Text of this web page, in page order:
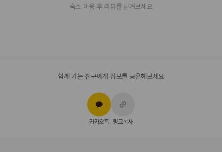
장애인 안내 동물 동반 가능
장애인 안내 동물은 요금 및 제한 사항이 면제됩니다.
숙소 이용 후 리뷰를 남겨보세요
함께 가는 친구에게 정보를 공유해보세요
카카오톡 링크복사